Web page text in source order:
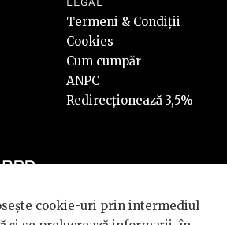
Termeni & Condiții
Cookies
Cum cumpăr
ANPC
Redirecționează 3,5%
Générale, toate drepturile rezervate.
cookie-uri prin intermediul